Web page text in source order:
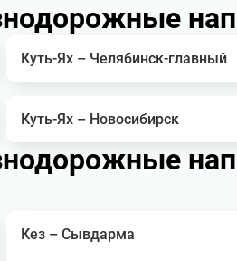
Куть-Ях – Челябинск-главный
Куть-Ях – Новосибирск
Кез – Сывдарма